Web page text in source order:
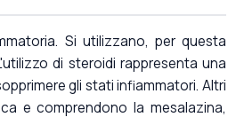
Si utilizzano, per questa
di steroidi rappresenta una
gli stati infiammatori. Altri
e comprendono la mesalazina,